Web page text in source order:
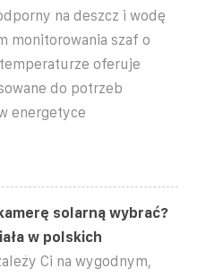
na deszcz i wodę
monitorowania szaf o
temperaturze oferuje
do potrzeb
energetyce
solarną wybrać?
w polskich
Ci na wygodnym,